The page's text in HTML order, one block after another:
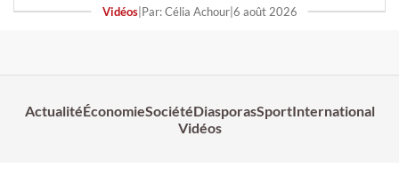
Vidéos| Par: Célia Achour| 6 août 2026
ActualitéÉconomieSociétéDiasporasSportInternational
Vidéos